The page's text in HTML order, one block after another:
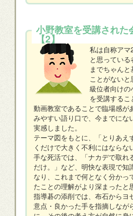
小野教室を受講された
【2】
私は自称ア
と思ってい
までちゃん
ことがないと
級位者向けの
を受講するこ
動画教室であることで臨場感が
みやすい語り口で、今までにな
実感しました。
テーマ図をもとに、「とりあえ
くだけで大きく不利にはならな
手な死活では、「ナカデで取れ
だけ。」など、明快な表現で知
なり、これまで何となく分かっ
たことの理解がより深まったと
指導碁の添削では、布石からヨ
意点・良かった手を指摘しなが